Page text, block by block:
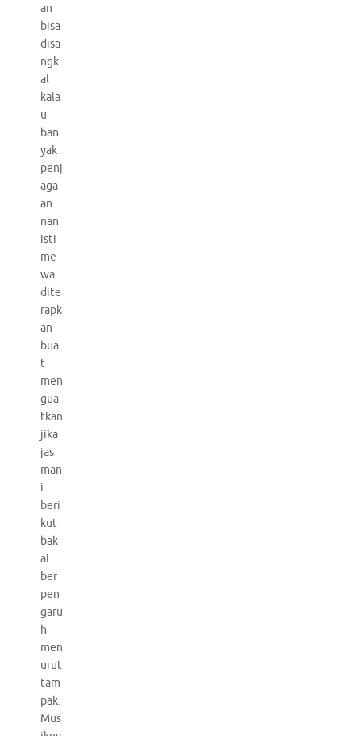
an
bisa
disa
ngk
al
kala
u
ban
yak
penj
aga
an
nan
isti
me
wa
dite
rapk
an
bua
t
men
gua
tkan
jika
jas
man
i
beri
kut
bak
al
ber
pen
garu
h
men
urut
tam
pak.
Mus